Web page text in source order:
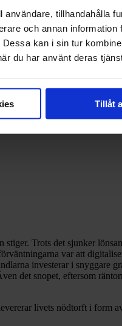
tillhandahålla
och annan information
kan i sin tur
du har använt deras
Tillåt
Trots det sjunker
var att
investerar i snyggare
det snopet, eftersom
livets nödtorft i form